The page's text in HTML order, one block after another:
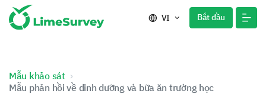
VI Bắt đầu
Mẫu khảo sát
Mẫu phản hồi về dinh dưỡng và bữa ăn trường học